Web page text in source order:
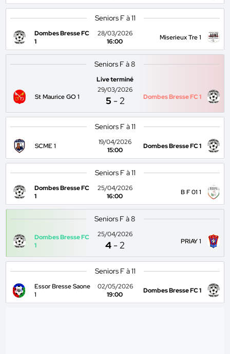
Seniors F à 11
Dombes Bresse FC
1
28/03/2026
16:00
Miserieux Tre 1
Seniors F à 8
Live terminé
St Maurice GO 1
29/03/2026
5 -2 Dombes Bresse FC 1
Seniors F à 11
SCME 1
19/04/2026
15:00
Dombes Bresse FC 1
Seniors F à 11
Dombes Bresse FC
1
25/04/2026
16:00
B F 01 1
Seniors F à 8
Dombes Bresse FC
1
25/04/2026
4 -2 PRIAY 1
Seniors F à 11
Essor Bresse Saone
1
02/05/2026
19:00
Dombes Bresse FC 1